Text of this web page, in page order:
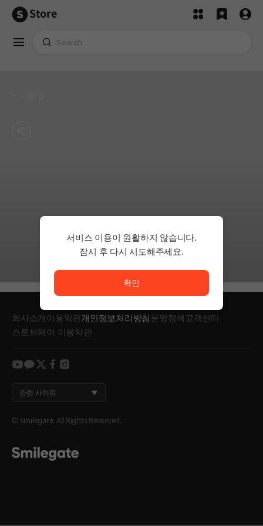
Store
회사소개이용약관개인정보처리방침운영정책 고객센터
스토브페이 이용약관
youtube
kakaotwitterfacebook
instagram
관련 사이트
© Smilegate. All Rights Reserved.
서비스 이용이 원활하지 않습니다.
잠시 후 다시 시도해주세요.
확인